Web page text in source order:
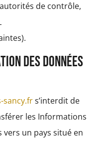
de contrôle,
des données
sancy.frs’interdit de
les Informations
vers un pays situé en